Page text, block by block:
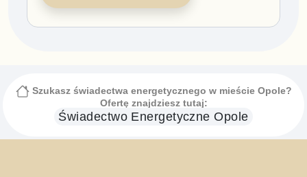
Szukasz świadectwa energetycznego w mieście Opole?
Ofertę znajdziesz tutaj:
Świadectwo Energetyczne Opole